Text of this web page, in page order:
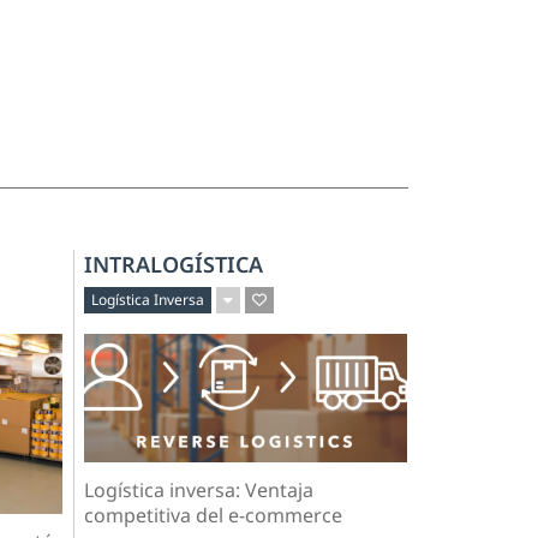
INTRALOGÍSTICA
Logística Inversa
Logística inversa: Ventaja
competitiva del e-commerce